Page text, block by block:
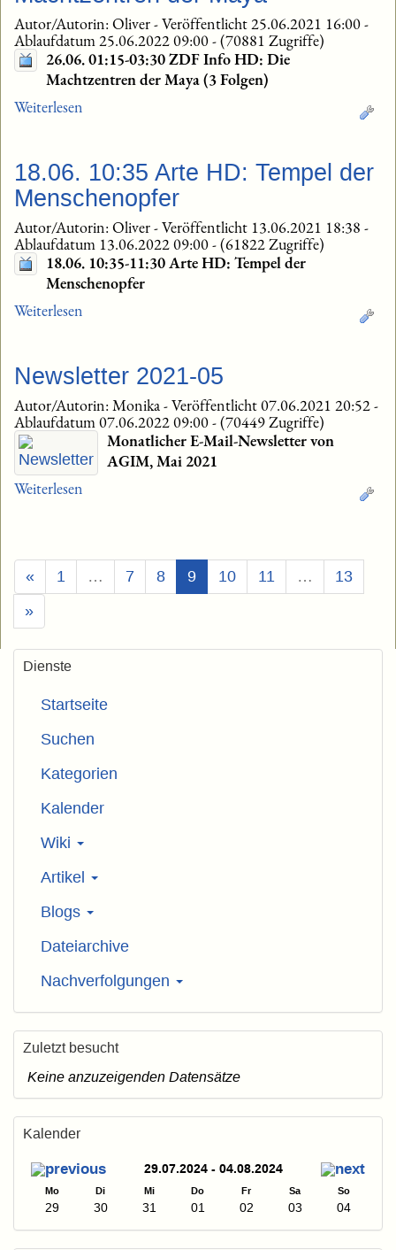
Autor/Autorin: Oliver-Veröffentlicht 25.06.2021 16:00-
Ablaufdatum 25.06.2022 09:00-(70881 Zugriffe)
26.06. 01:15-03:30 ZDF Info HD: Die
Machtzentren der Maya (3 Folgen)
Weiterlesen
18.06. 10:35 Arte HD: Tempel der
Menschenopfer
Autor/Autorin: Oliver-Veröffentlicht 13.06.2021 18:38 -
Ablaufdatum 13.06.2022 09:00-(61822 Zugriffe)
18.06. 10:35-11:30 Arte HD: Tempel der
Menschenopfer
Weiterlesen
Newsletter 2021-05
Autor/Autorin: Monika-Veröffentlicht 07.06.2021 20:52-
Ablaufdatum 07.06.2022 09:00-(70449 Zugriffe)
Monatlicher E-Mail-Newsletter von
AGIM, Mai 2021
Weiterlesen
« 1 … 7 8 9(Aktuell)
10 11 …
13
»
Dienste
Startseite
Suchen
Kategorien
Kalender
Wiki
Artikel
Blogs
Dateiarchive
Nachverfolgungen
Zuletzt besucht
Keine anzuzeigenden Datensätze
Kalender
29.07.2024 - 04.08.2024
Mo Di Mi Do Fr Sa So
29 30 31 01 02 03 04